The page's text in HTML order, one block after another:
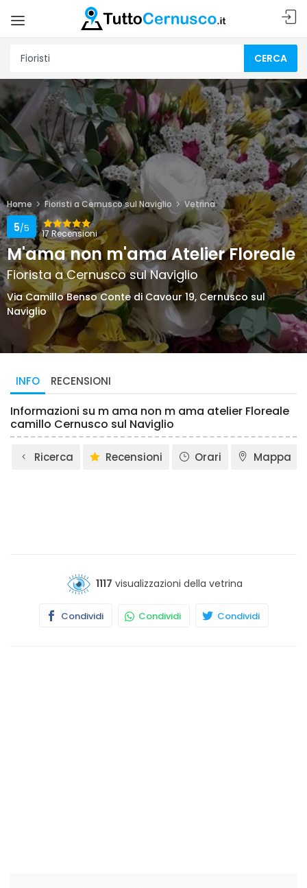
CERCA
Home Fioristi a Cernusco sul Naviglio Vetrina
17 Recensioni
5/5
M'ama non m'ama Atelier Floreale
Fiorista a Cernusco sul Naviglio
Via Camillo Benso Conte di Cavour 19, Cernusco sul
Naviglio
INFO RECENSIONI
Informazioni su m ama non m ama atelier Floreale
camillo Cernusco sul Naviglio
Ricerca Recensioni Orari Mappa
1117 visualizzazioni della vetrina
Condividi Condividi Condividi